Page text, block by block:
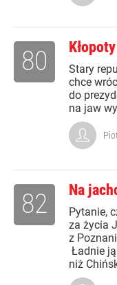
Stary
chce
do
na jaw
80
Na
Pytanie,
za życia
z
Ładnie
niż
82